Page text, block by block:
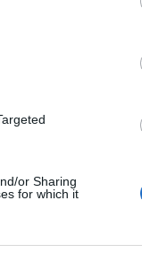
or Sharing
for which it
sia
La
riflette l’ampia